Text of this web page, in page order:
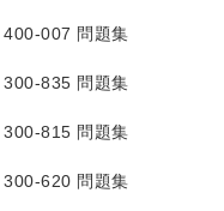
400-007 問題集
300-835 問題集
300-815 問題集
300-620 問題集